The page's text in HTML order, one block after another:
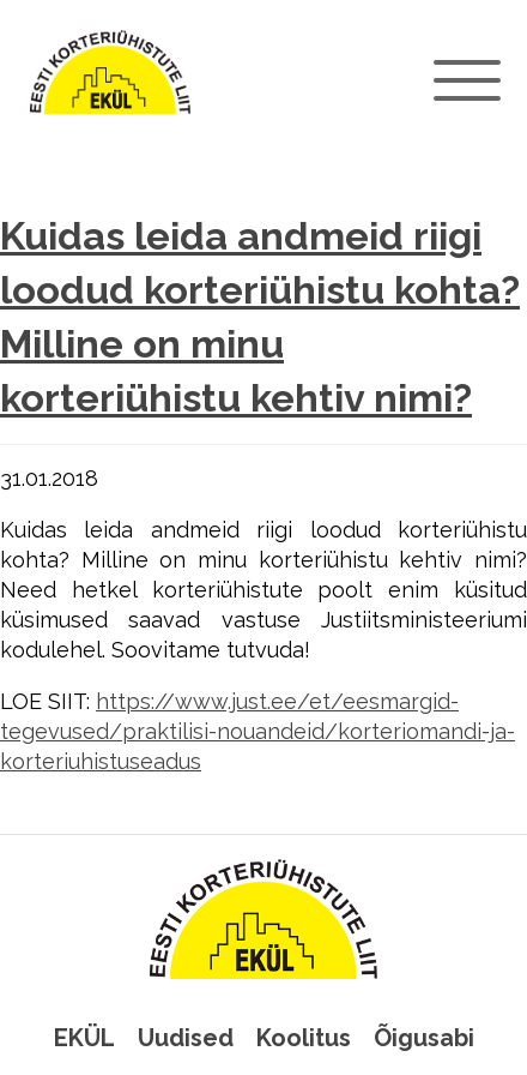
Kuidas leida andmeid riigi
loodud korteriühistu kohta?
Milline on minu
korteriühistu kehtiv nimi?
31.01.2018
Kuidas leida andmeid riigi loodud korteriühistu
kohta? Milline on minu korteriühistu kehtiv nimi?
Need hetkel korteriühistute poolt enim küsitud
küsimused saavad vastuse Justiitsministeeriumi
kodulehel. Soovitame tutvuda!
LOE SIIT: https://www.just.ee/et/eesmargid-
tegevused/praktilisi-nouandeid/korteriomandi-ja-
korteriuhistuseadus
EKÜL Uudised Koolitus Õigusabi